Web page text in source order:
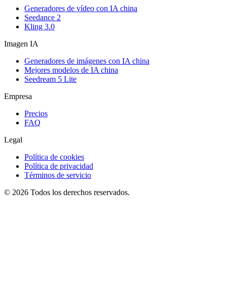
Generadores de vídeo con IA china
Seedance 2
Kling 3.0
Imagen IA
Generadores de imágenes con IA china
Mejores modelos de IA china
Seedream 5 Lite
Empresa
Precios
FAQ
Legal
Política de cookies
Política de privacidad
Términos de servicio
©️ 2026 Todos los derechos reservados.